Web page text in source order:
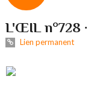
L'ŒIL n°728
Lien permanent